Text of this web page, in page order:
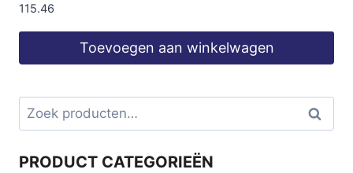
115.46
Toevoegen aan winkelwagen
Zoeken
naar:
Zoeken
PRODUCT CATEGORIEËN